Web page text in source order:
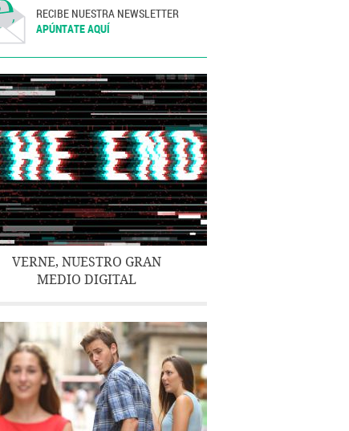
RECIBE NUESTRA NEWSLETTER
APÚNTATE AQUÍ
VERNE, NUESTRO GRAN
MEDIO DIGITAL